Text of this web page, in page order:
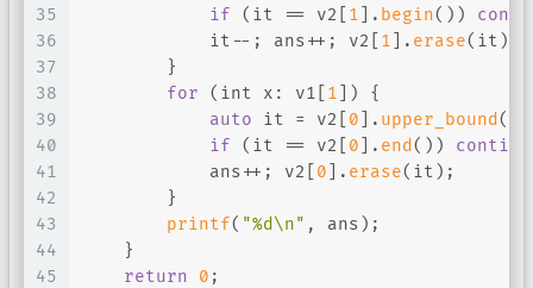
35
36
37
38
39
40
41
42
43
44
45
if (it == v2[ 1 ]. begin())
            it--; ans++; v2[
1 ]. erase(it);
        }
for ( int x: v1[ 1 ]) {
auto it = v2[ 0 ]. upper_bound
if (it == v2[ 0 ]. end ())
            ans++; v2[
0 ]. erase(it);
        }
printf( "%d\n" , ans);
    }
return
0 ;